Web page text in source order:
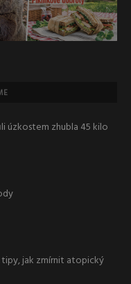
úzkostem zhubla 45 kilo
jak zmírnit atopický